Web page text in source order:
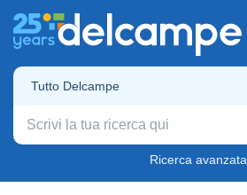
Tutto Delcampe
Ricerca avanzata